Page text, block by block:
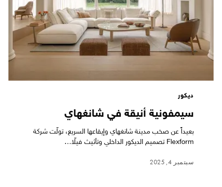
ديكور
سيمفونية أنيقة في شانغهاي
بعيداً عن صخب مدينة شانغهاي وإيقاعها السريع، تولّت شركة
Flexform تصميم الديكور الداخلي وتأثيث فيلّا…
سبتمبر 4, 2025